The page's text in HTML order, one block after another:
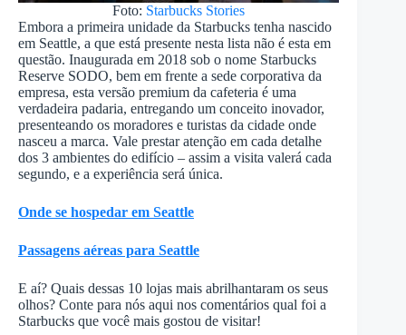
Foto: Starbucks Stories
Embora a primeira unidade da Starbucks tenha nascido
em Seattle, a que está presente nesta lista não é esta em
questão. Inaugurada em 2018 sob o nome Starbucks
Reserve SODO, bem em frente a sede corporativa da
empresa, esta versão premium da cafeteria é uma
verdadeira padaria, entregando um conceito inovador,
presenteando os moradores e turistas da cidade onde
nasceu a marca. Vale prestar atenção em cada detalhe
dos 3 ambientes do edifício – assim a visita valerá cada
segundo, e a experiência será única.
Onde se hospedar em Seattle
Passagens aéreas para Seattle
E aí? Quais dessas 10 lojas mais abrilhantaram os seus
olhos? Conte para nós aqui nos comentários qual foi a
Starbucks que você mais gostou de visitar!